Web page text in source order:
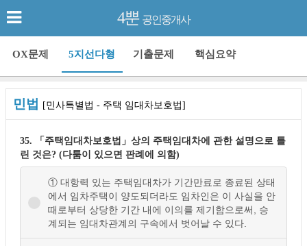
4뿐 공인중개사
OX문제 5지선다형 기출문제 핵심요약
민법 [민사특별법 - 주택 임대차보호법]
35. 「주택임대차보호법」상의 주택임대차에 관한 설명으로 틀
린 것은? (다툼이 있으면 판례에 의함)
① 대항력 있는 주택임대차가 기간만료로 종료된 상태
에서 임차주택이 양도되더라도 임차인은 이 사실을 안
때로부터 상당한 기간 내에 이의를 제기함으로써, 승
계되는 임대차관계의 구속에서 벗어날 수 있다.